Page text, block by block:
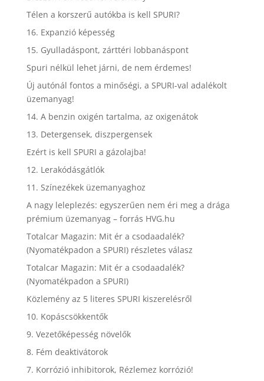
Télen a korszerű autókba is kell SPURI?
16. Expanzió képesség
15. Gyulladáspont, zárttéri lobbanáspont
Spuri nélkül lehet járni, de nem érdemes!
Új autónál fontos a minőségi, a SPURI-val adalékolt
üzemanyag!
14. A benzin oxigén tartalma, az oxigenátok
13. Detergensek, diszpergensek
Ezért is kell SPURI a gázolajba!
12. Lerakódásgátlók
11. Színezékek üzemanyaghoz
A nagy leleplezés: egyszerűen nem éri meg a drága
prémium üzemanyag – forrás HVG.hu
Totalcar Magazin: Mit ér a csodaadalék?
(Nyomatékpadon a SPURI) részletes válasz
Totalcar Magazin: Mit ér a csodaadalék?
(Nyomatékpadon a SPURI)
Közlemény az 5 literes SPURI kiszerelésről
10. Kopáscsökkentők
9. Vezetőképesség növelők
8. Fém deaktivátorok
7. Korrózió inhibitorok, Rézlemez korrózió!